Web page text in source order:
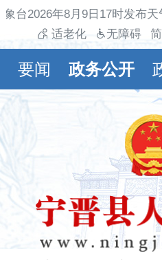
台2026年8月9日17时发布
适老化
无障碍
要闻 政务公开